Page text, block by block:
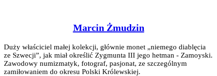
Marcin Żmudzin
Duży właściciel małej kolekcji, głównie monet „niemego diablęcia
ze Szwecji”, jak miał określić Zygmunta III jego hetman - Zamoyski.
Zawodowy numizmatyk, fotograf, pasjonat, ze szczególnym
zamiłowaniem do okresu Polski Królewskiej.